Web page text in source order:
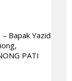
Bapak Yazid
PATI